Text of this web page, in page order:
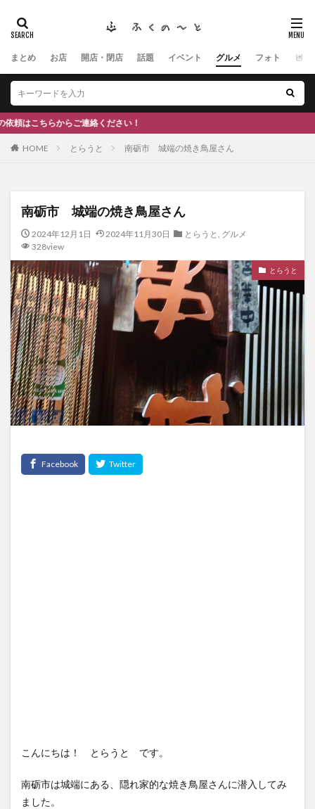
まとめ お店 開店・閉店 話題 イベント グルメ フォト ヒト
さい！
HOME とらうと 南砺市 城端の焼き鳥屋さん
南砺市 城端の焼き鳥屋さん
2024年12月1日 2024年11月30日 とらうと , グルメ
328view
とらうと
こんにちは！ とらうと です。
南砺市は城端にある、隠れ家的な焼き鳥屋さんに潜入してみ
ました。
タグ
#ふくの里 南砺 福野 福光
神社
南砺市、蕎麦
スキー場
#イタリアン
ひーちゃん
IOXアローザ #居酒屋